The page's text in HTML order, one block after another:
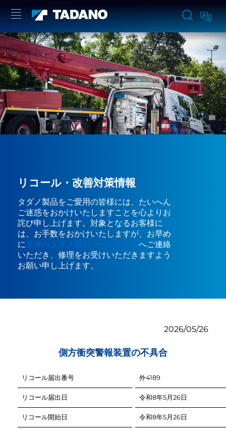
リコール・改善対策情報
タダノ製品をご愛用の皆様には、たいへん
ご迷惑をおかけいたしますことを心よりお
詫び申し上げます。対象となるお客様に
は、お手数をおかけいたしますが、お早め
に最寄のタダノ指定サービス工場へご連絡
いただき、修理をお受けいただきますよう
お願い申し上げます。
2026/05/26
側方衝突警報装置の不具合
リコール届出番号 外4189
リコール届出日 令和8年5月26日
リコール開始日 令和8年5月26日